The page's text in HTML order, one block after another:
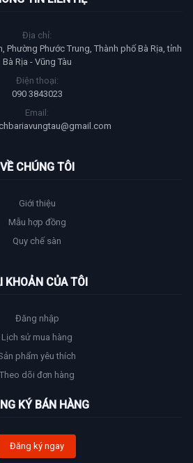
Địa chỉ:
Phường Phước Trung, Thành phố Bà Rịa, tỉnh
Bà Rịa - Vũng Tàu
Điện thoại:
090 3843023
Email:
VỀ CHÚNG TÔI
Giới thiệu
Mẫu hợp đồng
Quy chế sàn
KHOẢN CỦA TÔI
Đăng nhập
Lịch sử mua hàng
phẩm yêu thích
Theo dõi đơn hàng
KÝ BÁN HÀNG
Đăng ký ngay